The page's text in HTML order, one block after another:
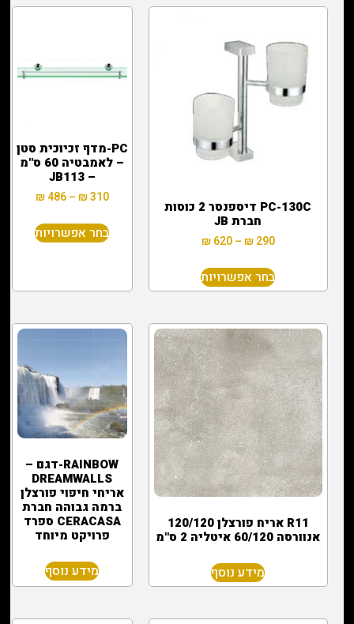
PC-130C דיספנסר 2 כוסות
חברת JB
₪290
–
₪620
בחר אפשרויות
PC-מדף זכיוכית סטן
– לאמבטיה 60 ס"מ
– JB113
₪310
–
₪486
בחר אפשרויות
R11 אריח פורצלן 120/120
אנוורסה 60/120 איטליה 2 ס"מ
מידע נוסף
RAINBOW-דגם –
DREAMWALLS
אריחי חיפוי פורצלן
ברמה גבוהה חברת
CERACASA ספרד
פרויקט מיוחד
מידע נוסף